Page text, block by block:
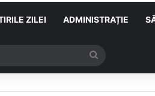
ZILEI ADMINISTRAȚIE